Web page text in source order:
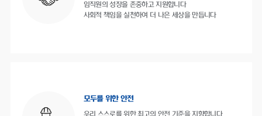
임직원의 성장을 존중하고 지원합니다
사회적 책임을 실천하여 더 나은 세상을 만듭니다
모두를 위한 안전
우리 스스로를 위한 최고의 안전 기준을 지향합니다